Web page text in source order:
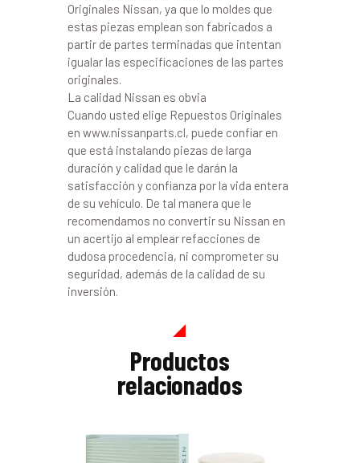
Originales Nissan, ya que lo moldes que
estas piezas emplean son fabricados a
partir de partes terminadas que intentan
igualar las especificaciones de las partes
originales.
La calidad Nissan es obvia
Cuando usted elige Repuestos Originales
en www.nissanparts.cl, puede confiar en
que está instalando piezas de larga
duración y calidad que le darán la
satisfacción y confianza por la vida entera
de su vehículo. De tal manera que le
recomendamos no convertir su Nissan en
un acertijo al emplear refacciones de
dudosa procedencia, ni comprometer su
seguridad, además de la calidad de su
inversión.
Productos
relacionados